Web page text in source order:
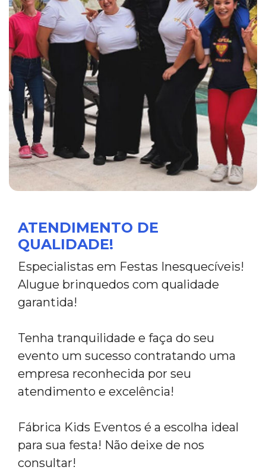
ATENDIMENTO DE
QUALIDADE!
Especialistas em Festas Inesquecíveis!
Alugue brinquedos com qualidade
garantida!
Tenha tranquilidade e faça do seu
evento um sucesso contratando uma
empresa reconhecida por seu
atendimento e excelência!
Fábrica Kids Eventos é a escolha ideal
para sua festa! Não deixe de nos
consultar!